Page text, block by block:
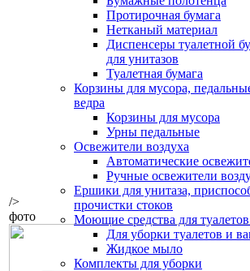
Протирочная бумага
Нетканый материал
Диспенсеры туалетной
для унитазов
Туалетная бумага
Корзины для мусора,
ведра
Корзины для мусора
Урны педальные
Освежители воздуха
Автоматические
Ручные освежители
Ершики для унитаза,
прочистки стоков
Моющие средства для
Для уборки туалетов и
Жидкое мыло
Комплекты для уборки
/>
фото